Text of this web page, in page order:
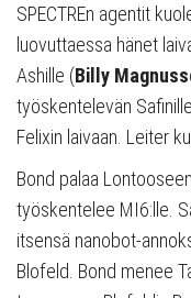
SPECTREn agentit
luovuttaessa hänet
Ashille (Billy
työskentelevän
Felixin laivaan. Leiter
Bond palaa
työskentelee MI6:lle.
itsensä nanobot-
Blofeld. Bond menee